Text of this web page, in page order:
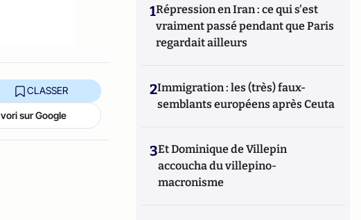
CLASSER
sur Google
1Répression en Iran : ce qui s'est
vraiment passé pendant que Paris
regardait ailleurs
2Immigration : les (très) faux-
semblants européens après Ceuta
3Et Dominique de Villepin
accoucha du villepino-
macronisme